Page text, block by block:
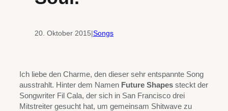
20. Oktober 2015|Songs
Ich liebe den Charme, den dieser sehr entspannte Song
ausstrahlt. Hinter dem Namen Future Shapes steckt der
Songwriter Fil Cala, der sich in San Francisco drei
Mitstreiter gesucht hat, um gemeinsam Shitwave zu